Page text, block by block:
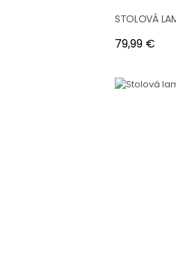
STOLOVÁ
Cena
79,99 €